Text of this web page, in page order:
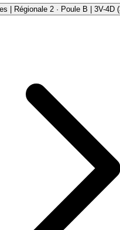
| Régionale 2 · Poule B | 3V-4D